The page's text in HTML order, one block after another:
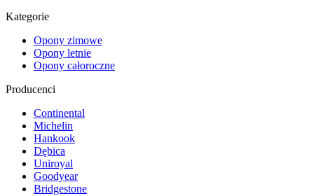
Kategorie
Opony zimowe
Opony letnie
Opony całoroczne
Producenci
Continental
Michelin
Hankook
Dębica
Uniroyal
Goodyear
Bridgestone